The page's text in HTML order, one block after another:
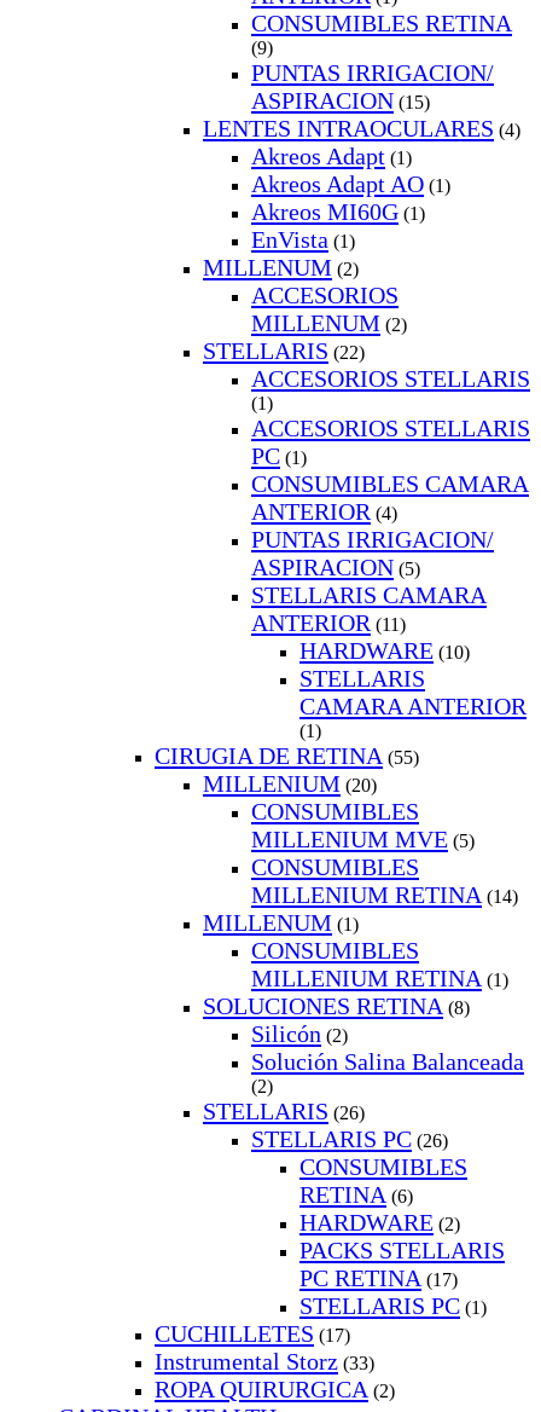
CONSUMIBLES RETINA
(9)
PUNTAS IRRIGACION/
ASPIRACION (15)
LENTES INTRAOCULARES (4)
Akreos Adapt (1)
Akreos Adapt AO (1)
Akreos MI60G (1)
EnVista (1)
MILLENUM (2)
ACCESORIOS
MILLENUM (2)
STELLARIS (22)
ACCESORIOS STELLARIS
(1)
ACCESORIOS STELLARIS
PC (1)
CONSUMIBLES CAMARA
ANTERIOR (4)
PUNTAS IRRIGACION/
ASPIRACION (5)
STELLARIS CAMARA
ANTERIOR (11)
HARDWARE (10)
STELLARIS
CAMARA ANTERIOR
(1)
CIRUGIA DE RETINA (55)
MILLENIUM (20)
CONSUMIBLES
MILLENIUM MVE (5)
CONSUMIBLES
MILLENIUM RETINA (14)
MILLENUM (1)
CONSUMIBLES
MILLENIUM RETINA (1)
SOLUCIONES RETINA (8)
Silicón (2)
Solución Salina Balanceada
(2)
STELLARIS (26)
STELLARIS PC (26)
CONSUMIBLES
RETINA (6)
HARDWARE (2)
PACKS STELLARIS
PC RETINA (17)
STELLARIS PC (1)
CUCHILLETES (17)
Instrumental Storz (33)
ROPA QUIRURGICA (2)